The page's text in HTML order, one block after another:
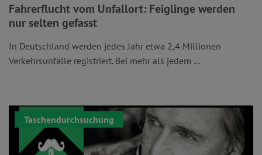
Fahrerflucht vom Unfallort: Feiglinge werden
nur selten gefasst
In Deutschland werden jedes Jahr etwa 2,4 Millionen
Verkehrsunfälle registriert. Bei mehr als jedem ...
Taschendurchsuchung